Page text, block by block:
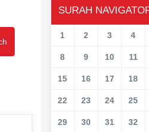
SURAH
1 2 3 4
8 9 10 11
15 16 17 18
22 23 24 25
29 30 31 32